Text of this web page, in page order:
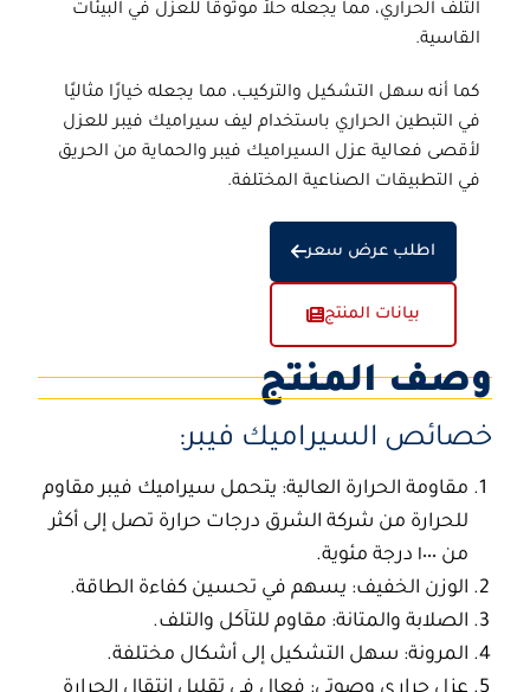
التلف الحراري، مما يجعله حلاً موثوقًا للعزل في البيئات
القاسية.
كما أنه سهل التشكيل والتركيب، مما يجعله خيارًا مثاليًا
في التبطين الحراري باستخدام ليف سيراميك فيبر للعزل
لأقصى فعالية عزل السيراميك فيبروالحماية من الحريق
في التطبيقات الصناعية المختلفة.
اطلب عرض سعر
بيانات المنتج
وصف المنتج
خصائص السيراميك فيبر:
مقاومة الحرارة العالية: يتحمل سيراميك فيبر مقاوم
للحرارة من شركة الشرق درجات حرارة تصل إلى أكثر
من ١٠٠٠ درجة مئوية.
الوزن الخفيف: يسهم في تحسين كفاءة الطاقة.
الصلابة والمتانة: مقاوم للتآكل والتلف.
المرونة: سهل التشكيل إلى أشكال مختلفة.